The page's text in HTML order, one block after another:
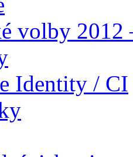
volby
Identity / CI